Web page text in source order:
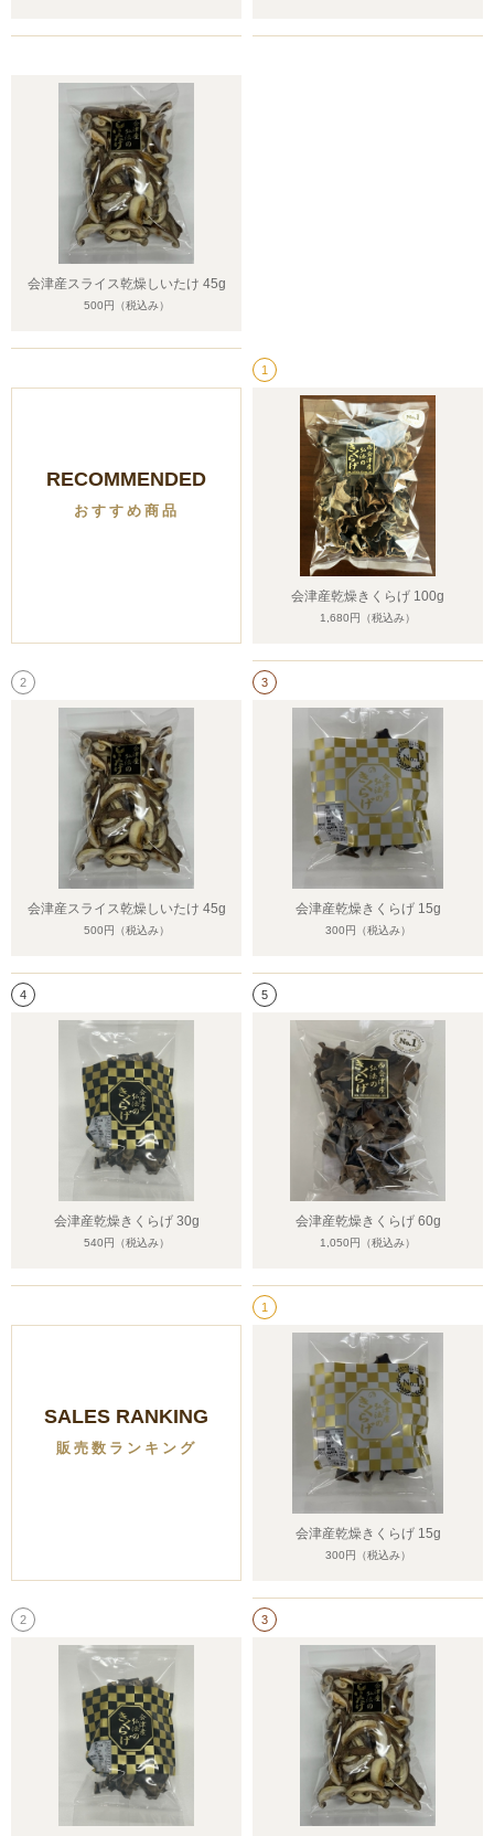
会津産スライス乾燥しいたけ 45g
500円 （税込み）
RECOMMENDED
おすすめ商品
1
会津産乾燥きくらげ 100g
1,680円 （税込み）
2
会津産スライス乾燥しいたけ 45g
500円 （税込み）
3
会津産乾燥きくらげ 15g
300円 （税込み）
4
会津産乾燥きくらげ 30g
540円 （税込み）
5
会津産乾燥きくらげ 60g
1,050円 （税込み）
SALES RANKING
販売数ランキング
1
会津産乾燥きくらげ 15g
300円 （税込み）
2 3